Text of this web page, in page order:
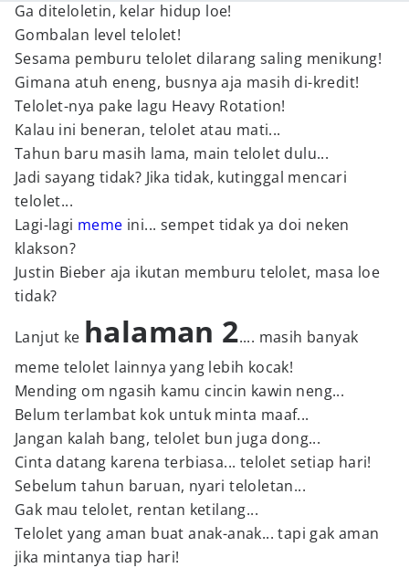
Ga diteloletin, kelar hidup loe!
Gombalan level telolet!
Sesama pemburu telolet dilarang saling menikung!
Gimana atuh eneng, busnya aja masih di-kredit!
Telolet-nya pake lagu Heavy Rotation!
Kalau ini beneran, telolet atau mati...
Tahun baru masih lama, main telolet dulu...
Jadi sayang tidak? Jika tidak, kutinggal mencari
telolet...
Lagi-lagi meme ini... sempet tidak ya doi neken
klakson?
Justin Bieber aja ikutan memburu telolet, masa loe
tidak?
Lanjut ke halaman 2.... masih banyak
meme telolet lainnya yang lebih kocak!
Mending om ngasih kamu cincin kawin neng...
Belum terlambat kok untuk minta maaf...
Jangan kalah bang, telolet bun juga dong...
Cinta datang karena terbiasa... telolet setiap hari!
Sebelum tahun baruan, nyari teloletan...
Gak mau telolet, rentan ketilang...
Telolet yang aman buat anak-anak... tapi gak aman
jika mintanya tiap hari!